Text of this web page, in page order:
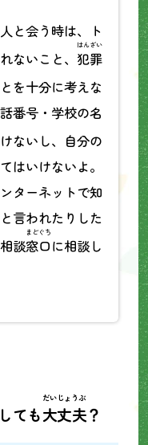
と会う時は、ト
ないこと、 犯罪
はんざい
を十分に考えな
番号・学校の名
ないし、自分の
はいけないよ。
ターネットで知
言われたりした
談窓口
まどぐち
に相談し
しても大丈夫
だいじょうぶ
？